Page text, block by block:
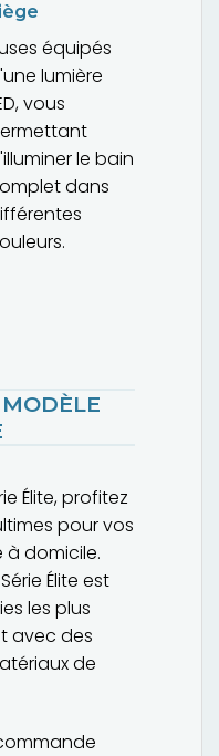
équipés
lumière
vous
le bain
dans
Élite, profitez
pour vos
domicile.
Élite est
les plus
avec des
de